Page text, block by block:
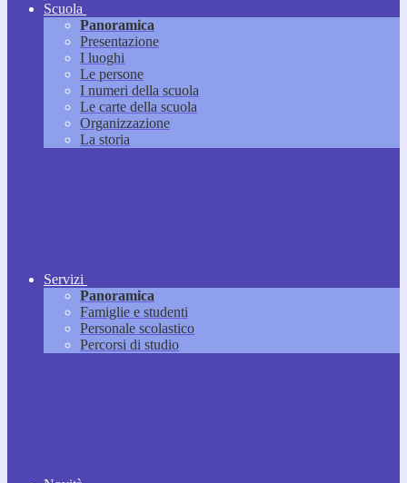
Scuola
Panoramica
Presentazione
I luoghi
Le persone
I numeri della scuola
Le carte della scuola
Organizzazione
La storia
Servizi
Panoramica
Famiglie e studenti
Personale scolastico
Percorsi di studio